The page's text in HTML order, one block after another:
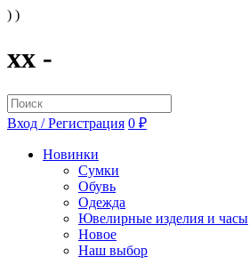
) )
xx -
Вход / Регистрация 0 ₽
Новинки
Сумки
Обувь
Одежда
Ювелирные изделия и часы
Новое
Наш выбор